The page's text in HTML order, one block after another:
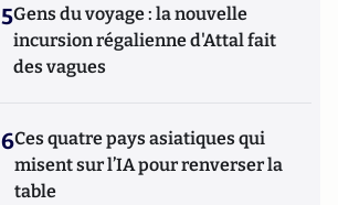
5Gens du voyage : la nouvelle
incursion régalienne d'Attal fait
des vagues
6Ces quatre pays asiatiques qui
misent sur l’IA pour renverser la
table